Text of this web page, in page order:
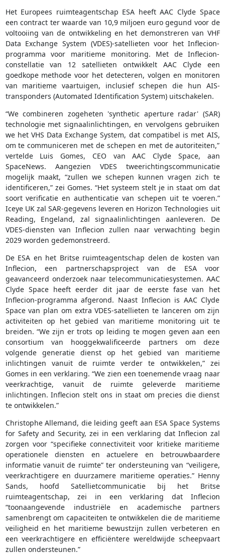
Het Europees ruimteagentschap ESA heeft AAC Clyde Space
een contract ter waarde van 10,9 miljoen euro gegund voor de
voltooiing van de ontwikkeling en het demonstreren van VHF
Data Exchange System (VDES)-satellieten voor het Inflecion-
programma voor maritieme monitoring. Met de Inflecion-
constellatie van 12 satellieten ontwikkelt AAC Clyde een
goedkope methode voor het detecteren, volgen en monitoren
van maritieme vaartuigen, inclusief schepen die hun AIS-
transponders (Automated Identification System) uitschakelen.
“We combineren zogeheten 'synthetic aperture radar' (SAR)
technologie met signaalinlichtingen, en vervolgens gebruiken
we het VHS Data Exchange System, dat compatibel is met AIS,
om te communiceren met de schepen en met de autoriteiten,”
vertelde Luis Gomes, CEO van AAC Clyde Space, aan
SpaceNews. Aangezien VDES tweerichtingscommunicatie
mogelijk maakt, “zullen we schepen kunnen vragen zich te
identificeren,” zei Gomes. “Het systeem stelt je in staat om dat
soort verificatie en authenticatie van schepen uit te voeren.”
Iceye UK zal SAR-gegevens leveren en Horizon Technologies uit
Reading, Engeland, zal signaalinlichtingen aanleveren. De
VDES-diensten van Inflecion zullen naar verwachting begin
2029 worden gedemonstreerd.
De ESA en het Britse ruimteagentschap delen de kosten van
Inflecion, een partnerschapsproject van de ESA voor
geavanceerd onderzoek naar telecommunicatiesystemen. AAC
Clyde Space heeft eerder dit jaar de eerste fase van het
Inflecion-programma afgerond. Naast Inflecion is AAC Clyde
Space van plan om extra VDES-satellieten te lanceren om zijn
activiteiten op het gebied van maritieme monitoring uit te
breiden. “We zijn er trots op leiding te mogen geven aan een
consortium van hooggekwalificeerde partners om deze
volgende generatie dienst op het gebied van maritieme
inlichtingen vanuit de ruimte verder te ontwikkelen,” zei
Gomes in een verklaring. “We zien een toenemende vraag naar
veerkrachtige, vanuit de ruimte geleverde maritieme
inlichtingen. Inflecion stelt ons in staat om precies die dienst
te ontwikkelen.”
Christophe Allemand, die leiding geeft aan ESA Space Systems
for Safety and Security, zei in een verklaring dat Inflecion zal
zorgen voor “specifieke connectiviteit voor kritieke maritieme
operationele diensten en actuelere en betrouwbaardere
informatie vanuit de ruimte” ter ondersteuning van “veiligere,
veerkrachtigere en duurzamere maritieme operaties.” Henny
Sands, hoofd Satellietcommunicatie bij het Britse
ruimteagentschap, zei in een verklaring dat Inflecion
“toonaangevende industriële en academische partners
samenbrengt om capaciteiten te ontwikkelen die de maritieme
veiligheid en het maritieme bewustzijn zullen verbeteren en
een veerkrachtigere en efficiëntere wereldwijde scheepvaart
zullen ondersteunen.”